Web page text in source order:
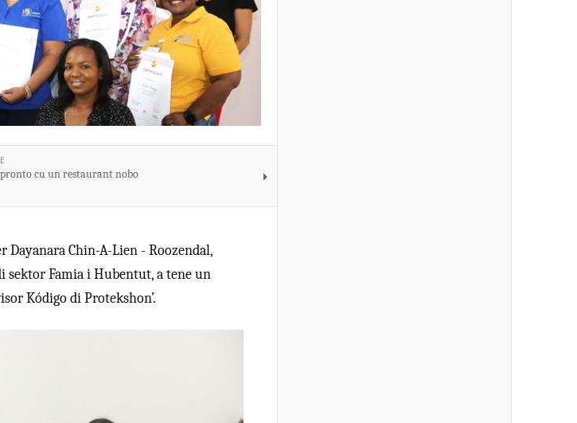
pronto cu un restaurant nobo
Chin-A-Lien - Roozendal,
sektor Famia i Hubentut, a tene un
Kódigo di Protekshon’.